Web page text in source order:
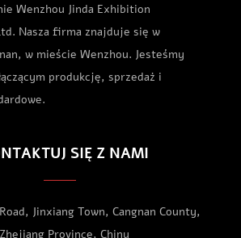
Wenzhou Jinda Exhibition
Nasza firma znajduje się w
w mieście Wenzhou. Jesteśmy
produkcję, sprzedaż i
SIĘ Z NAMI
Jinxiang Town, Cangnan County,
Province, Chiny